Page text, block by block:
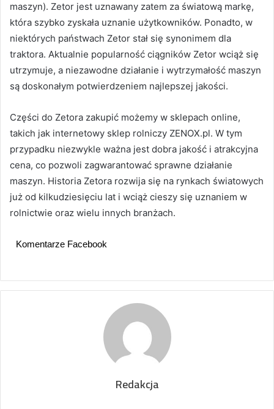
maszyn). Zetor jest uznawany zatem za światową markę,
która szybko zyskała uznanie użytkowników. Ponadto, w
niektórych państwach Zetor stał się synonimem dla
traktora. Aktualnie popularność ciągników Zetor wciąż się
utrzymuje, a niezawodne działanie i wytrzymałość maszyn
są doskonałym potwierdzeniem najlepszej jakości.
Części do Zetora zakupić możemy w sklepach online,
takich jak internetowy sklep rolniczy ZENOX.pl. W tym
przypadku niezwykle ważna jest dobra jakość i atrakcyjna
cena, co pozwoli zagwarantować sprawne działanie
maszyn. Historia Zetora rozwija się na rynkach światowych
już od kilkudziesięciu lat i wciąż cieszy się uznaniem w
rolnictwie oraz wielu innych branżach.
Komentarze Facebook
Redakcja